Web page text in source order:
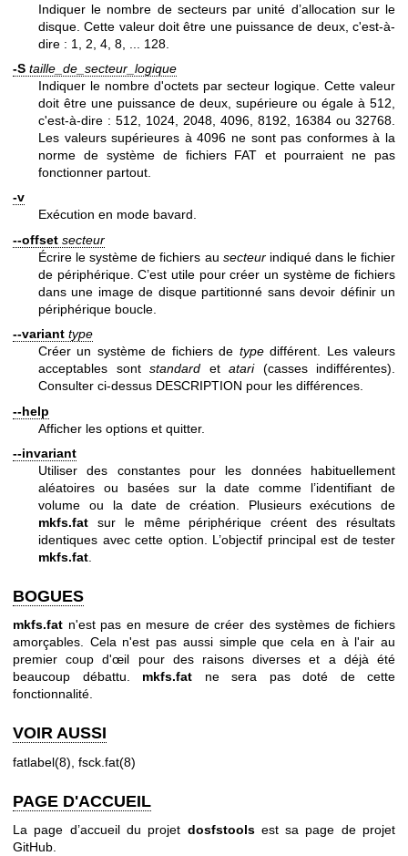
Indiquer le nombre de secteurs par unité d’allocation sur le
disque. Cette valeur doit être une puissance de deux, c'est-à-
dire : 1, 2, 4, 8, ... 128.
-S taille_de_secteur_logique
Indiquer le nombre d'octets par secteur logique. Cette valeur
doit être une puissance de deux, supérieure ou égale à 512,
c'est-à-dire : 512, 1024, 2048, 4096, 8192, 16384 ou 32768.
Les valeurs supérieures à 4096 ne sont pas conformes à la
norme de système de fichiers FAT et pourraient ne pas
fonctionner partout.
-v
Exécution en mode bavard.
--offset secteur
Écrire le système de fichiers au secteurindiqué dans le fichier
de périphérique. C’est utile pour créer un système de fichiers
dans une image de disque partitionné sans devoir définir un
périphérique boucle.
--variant type
Créer un système de fichiers de typedifférent. Les valeurs
acceptables sont standard et atari(casses indifférentes).
Consulter ci-dessus DESCRIPTION pour les différences.
--help
Afficher les options et quitter.
--invariant
Utiliser des constantes pour les données habituellement
aléatoires ou basées sur la date comme l’identifiant de
volume ou la date de création. Plusieurs exécutions de
mkfs.fat sur le même périphérique créent des résultats
identiques avec cette option. L’objectif principal est de tester
mkfs.fat
BOGUES
mkfs.fat n'est pas en mesure de créer des systèmes de fichiers
amorçables. Cela n'est pas aussi simple que cela en à l'air au
premier coup d'œil pour des raisons diverses et a déjà été
beaucoup débattu. mkfs.fat ne sera pas doté de cette
fonctionnalité.
VOIR AUSSI
fatlabel(8) fsck.fat(8)
PAGE D'ACCUEIL
La page d’accueil du projet dosfstoolsest sa page de projet
GitHub.